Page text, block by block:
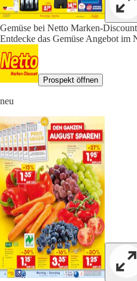
Gemüse bei Netto Marken-
Entdecke das Gemüse Angebot
Prospekt öffnen
neu